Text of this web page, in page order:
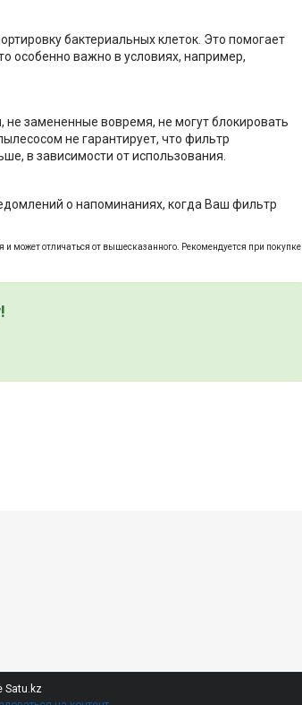
бактериальных клеток. Это помогает
особенно важно в условиях, например,
замененные вовремя, не могут блокировать
не гарантирует, что фильтр
в зависимости от использования.
о напоминаниях, когда Ваш фильтр
может отличаться от вышесказанного. Рекомендуется при покупке
Satu.kz